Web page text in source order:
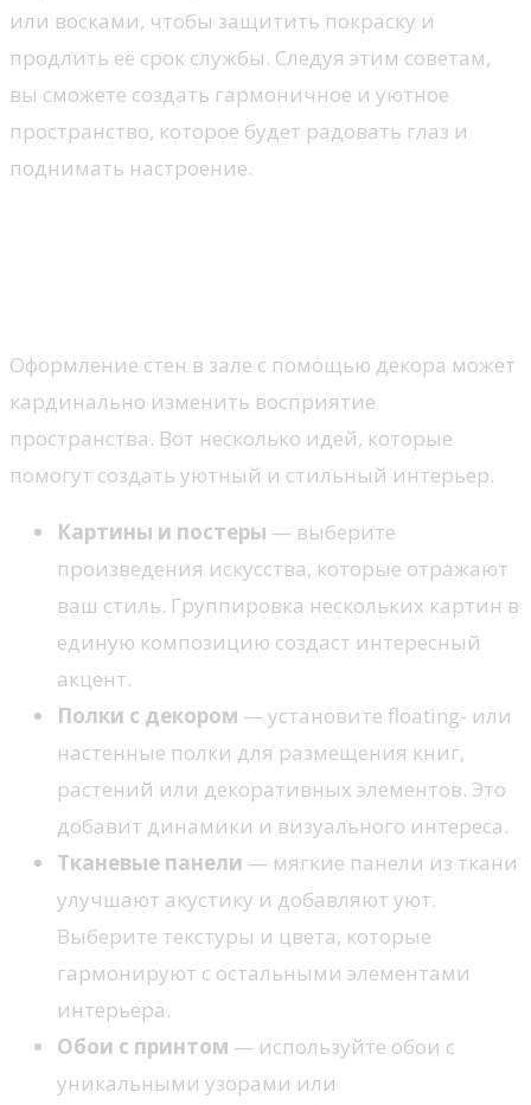
или восками, чтобы защитить покраску и
продлить её срок службы. Следуя этим советам,
вы сможете создать гармоничное и уютное
пространство, которое будет радовать глаз и
поднимать настроение.
Оформление стен в зале с помощью декора может
кардинально изменить восприятие
пространства. Вот несколько идей, которые
помогут создать уютный и стильный интерьер.
Картины и постеры — выберите
произведения искусства, которые отражают
ваш стиль. Группировка нескольких картин в
единую композицию создаст интересный
акцент.
Полки с декором — установите floating- или
настенные полки для размещения книг,
растений или декоративных элементов. Это
добавит динамики и визуального интереса.
Тканевые панели — мягкие панели из ткани
улучшают акустику и добавляют уют.
Выберите текстуры и цвета, которые
гармонируют с остальными элементами
интерьера.
Обои с принтом — используйте обои с
уникальными узорами или